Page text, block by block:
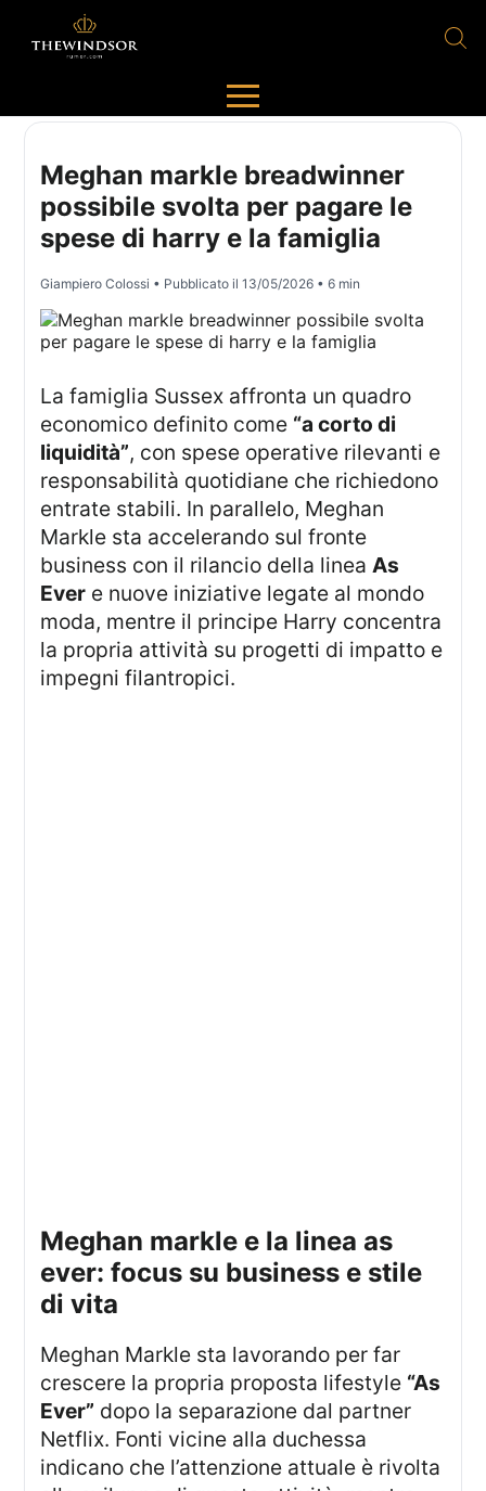
Meghan markle breadwinner
possibile svolta per pagare le
spese di harry e la famiglia
Giampiero Colossi • Pubblicato il13/05/2026 • 6 min
La famiglia Sussex affronta un quadro
economico definito come “a corto di
liquidità”, con spese operative rilevanti e
responsabilità quotidiane che richiedono
entrate stabili. In parallelo, Meghan
Markle sta accelerando sul fronte
business con il rilancio della lineaAs
Ever e nuove iniziative legate al mondo
moda, mentre il principe Harry concentra
la propria attività su progetti di impatto e
impegni filantropici.
meghan markle e la linea as
ever: focus su business e stile
di vita
Meghan Markle sta lavorando per far
crescere la propria proposta lifestyle “As
Ever” dopo la separazione dal partner
Netflix. Fonti vicine alla duchessa
indicano che l’attenzione attuale è rivolta